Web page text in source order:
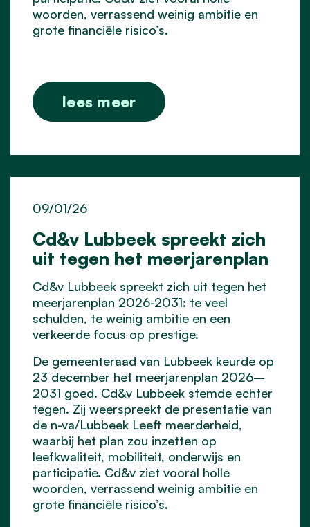
woorden, verrassend weinig ambitie en
grote financiële risico’s.
lees meer
Cd&v Lubbeek spreekt zich
uit tegen het meerjarenplan
09/01/26
Cd&v Lubbeek spreekt zich uit tegen het
meerjarenplan 2026-2031: te veel
schulden, te weinig ambitie en een
verkeerde focus op prestige.
De gemeenteraad van Lubbeek keurde op
23 december het meerjarenplan 2026–
2031 goed. Cd&v Lubbeek stemde echter
tegen. Zij weerspreekt de presentatie van
de n-va/Lubbeek Leeft meerderheid,
waarbij het plan zou inzetten op
leefkwaliteit, mobiliteit, onderwijs en
participatie. Cd&v ziet vooral holle
woorden, verrassend weinig ambitie en
grote financiële risico’s.